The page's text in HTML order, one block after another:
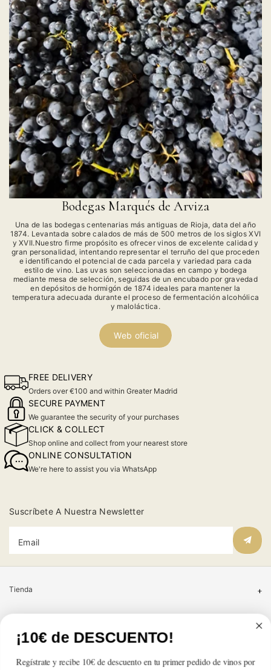
Bodegas Marqués de Arviza
Una de las bodegas centenarias más antiguas de Rioja, data del año
1874. Levantada sobre calados de más de 500 metros de los siglos XVI
y XVII.Nuestro firme propósito es ofrecer vinos de excelente calidad y
gran personalidad, intentando representar el terruño del que proceden
e identificando el potencial de cada parcela y variedad para cada
estilo de vino. Las uvas son seleccionadas en campo y bodega
mediante mesa de selección, seguidas de un encubado por gravedad
en depósitos de hormigón de 1874 ideales para mantener la
temperatura adecuada durante el proceso de fermentación alcohólica
y maloláctica.
Web oficial
FREE DELIVERY
Orders over €100 and within Greater Madrid
SECURE PAYMENT
We guarantee the security of your purchases
CLICK & COLLECT
Shop online and collect from your nearest store
ONLINE CONSULTATION
We're here to assist you via WhatsApp
Suscríbete A Nuestra Newsletter
Email
Tienda
¡10€ de DESCUENTO!
Regístrate y recibe 10€ de descuento en tu primer pedido de vinos por